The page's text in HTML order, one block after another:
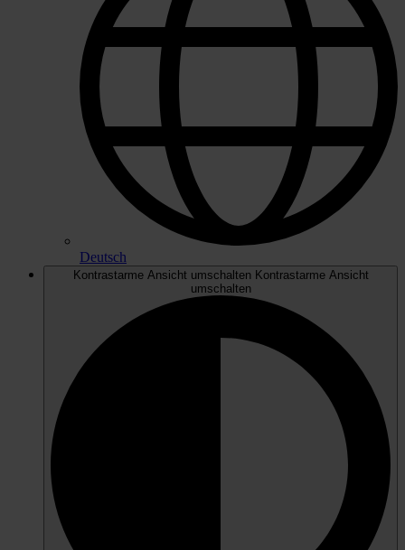
Deutsch
Kontrastarme Ansicht umschalten Kontrastarme Ansicht
umschalten